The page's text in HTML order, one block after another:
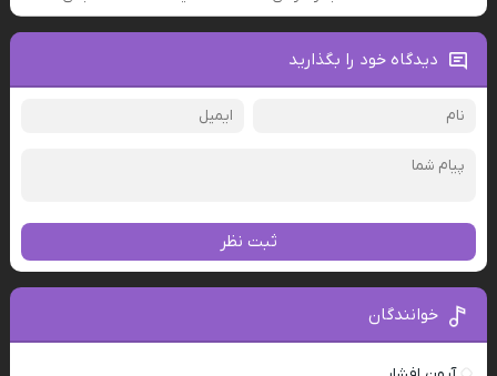
دیدگاه خود را بگذارید
ثبت نظر
خوانندگان